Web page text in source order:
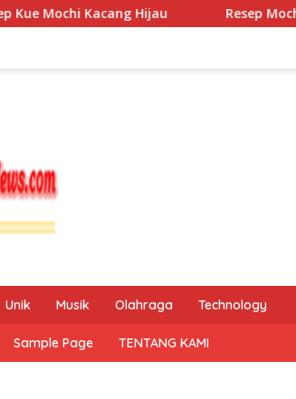
Kacang Hijau Resep Mochi menggo
Unik Musik Olahraga Technology
Sample Page TENTANG KAMI